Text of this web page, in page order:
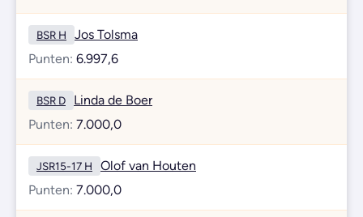
BSR H
Jos Tolsma
Punten: 6.997,6
BSR D
Linda de Boer
Punten: 7.000,0
JSR15-17 H
Olof van Houten
Punten: 7.000,0